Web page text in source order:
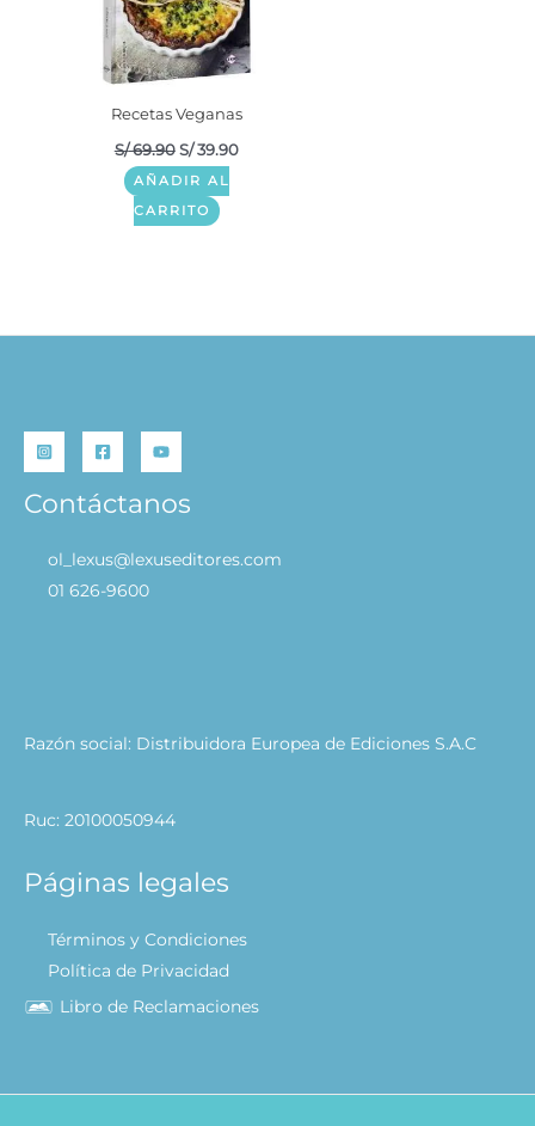
Recetas Veganas
S/69.90 S/39.90
AÑADIR AL
CARRITO
Contáctanos
ol_lexus@lexuseditores.com
01 626-9600
Razón social: Distribuidora Europea de Ediciones S.A.C
Ruc: 20100050944
Páginas legales
Términos y Condiciones
Política de Privacidad
Libro de Reclamaciones